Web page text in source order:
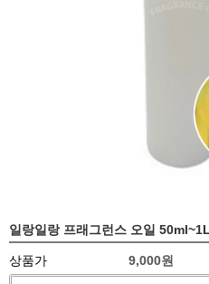
일랑일랑 프래그런스 오일
상품가 9,000원